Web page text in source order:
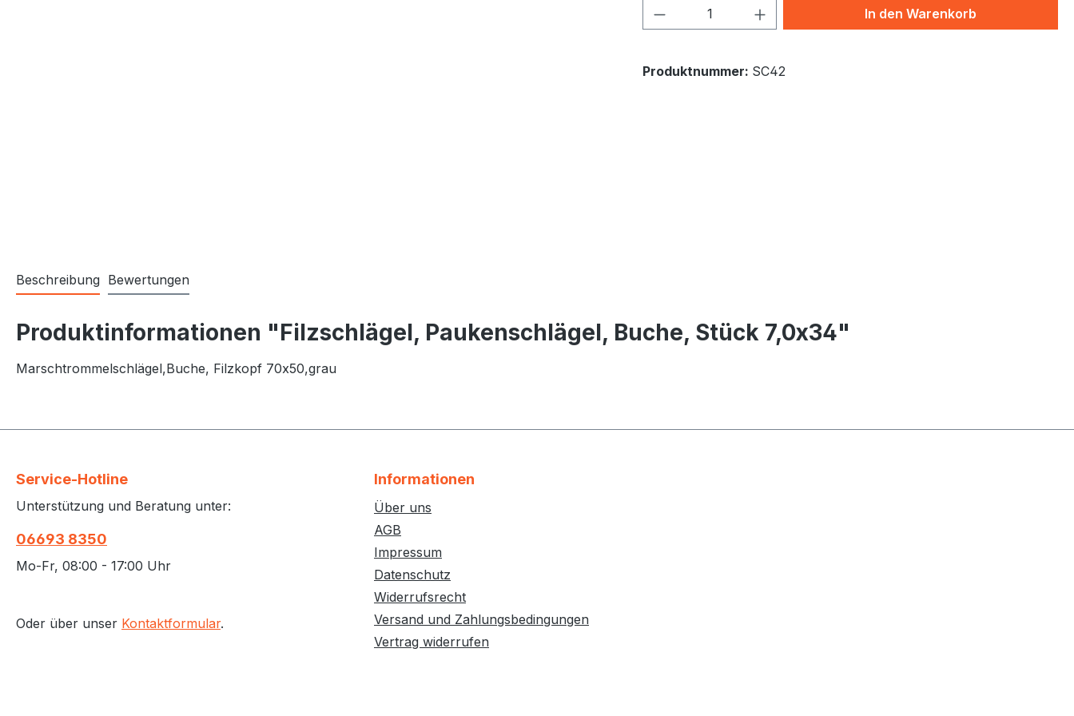
Produkt Anzahl: Gib den gewünschten Wert
In den Warenkorb
Produktnummer: SC42
Beschreibung Bewertungen
Produktinformationen "Filzschlägel, Paukenschlägel, Buche, Stück 7,0x34"
Marschtrommelschlägel,Buche, Filzkopf 70x50,grau
Service-Hotline
Unterstützung und Beratung unter:
06693 8350
Mo-Fr, 08:00 - 17:00 Uhr
Oder über unser Kontaktformular.
Informationen
Über uns
AGB
Impressum
Datenschutz
Widerrufsrecht
Versand und Zahlungsbedingungen
Vertrag widerrufen